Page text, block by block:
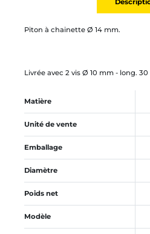
Piton à chainette Ø 14 mm.
Livrée avec 2 vis Ø 10 mm - long.
Matière
Unité de vente
Emballage
Diamètre
Poids net
Modèle